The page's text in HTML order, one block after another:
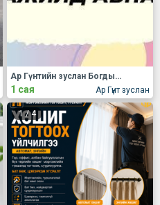
Ар Гүнт зуслан
Ар Гүнтийн зуслан Богдын аманд гэртэй буух сахиул авна.
1 сая
1/4